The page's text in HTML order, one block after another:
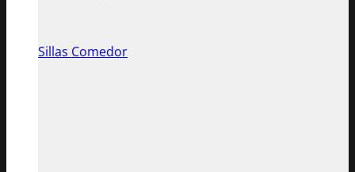
Sillas Comedor